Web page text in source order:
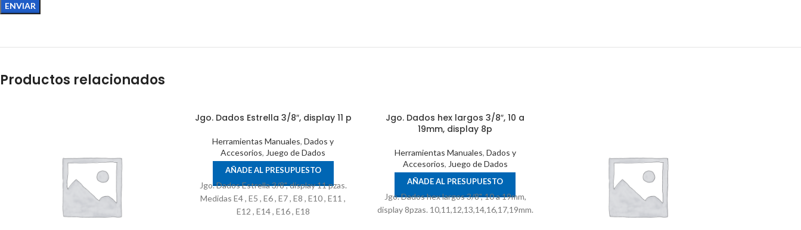
Productos relacionados
Jgo. Dados Estrella 3/8″, display 11 p
Herramientas Manuales,Dados y
Accesorios,Juego de Dados
AÑADE AL PRESUPUESTO
Jgo. Dados Estrella 3/8", display 11 pzas.
Medidas E4 , E5 , E6 , E7 , E8 , E10 , E11 ,
E12 , E14 , E16 , E18
Jgo. Dados hex largos 3/8″, 10 a
19mm, display 8p
Herramientas Manuales, Dados y
Accesorios, Juego de Dados
AÑADE AL PRESUPUESTO
Jgo. Dados hex largos 3/8", 10 a 19mm,
display 8pzas. 10,11,12,13,14,16,17,19mm.